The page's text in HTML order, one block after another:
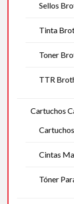
Sellos
Tinta
Toner
TTR
Cartuchos
Cintas
Tóner